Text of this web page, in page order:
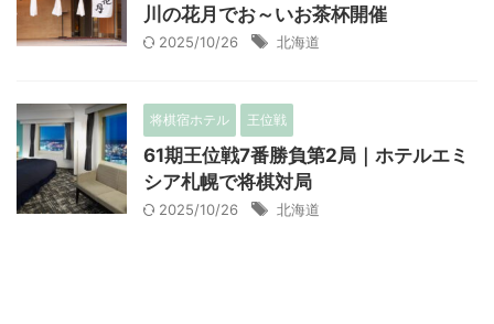
川の花月でお～いお茶杯開催
2025/10/26 北海道
将棋宿ホテル 王位戦
61期王位戦7番勝負第2局｜ホテルエミ
シア札幌で将棋対局
2025/10/26 北海道